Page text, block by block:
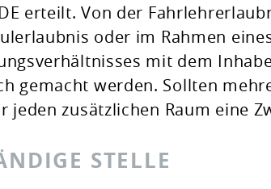
erteilt. Von der
oder im Rahmen
mit dem
gemacht werden. Sollten
jeden zusätzlichen Raum eine
STELLE